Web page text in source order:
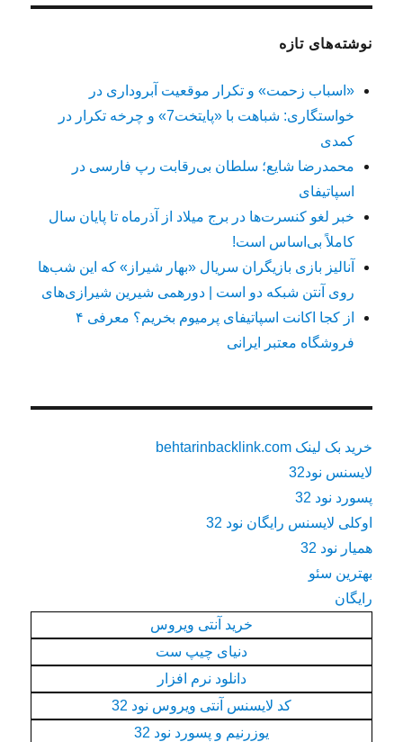
نوشته‌های تازه
«اسباب زحمت» و تکرار موقعیت آبروداری در
خواستگاری: شباهت با «پایتخت7» و چرخه تکرار در
کمدی
محمدرضا شایع؛ سلطان بی‌رقابت رپ فارسی در
اسپاتیفای
خبر لغو کنسرت‌ها در برج میلاد از آذرماه تا پایان سال
کاملاً بی‌اساس است!
آنالیز بازی بازیگران سریال «بهار شیراز» که این شب‌ها
روی آنتن شبکه دو است | دورهمی شیرین شیرازی‌های
از کجا اکانت اسپاتیفای پرمیوم بخریم؟ معرفی ۴
فروشگاه معتبر ایرانی
خرید بک لینک behtarinbacklink.com
لایسنس نود32
پسورد نود 32
اوکلی لایسنس رایگان نود 32
همیار نود 32
بهترین سئو
رایگان
خرید آنتی ویروس
دنیای چیپ ست
دانلود نرم افزار
کد لایسنس آنتی ویروس نود 32
یوزرنیم و پسورد نود 32